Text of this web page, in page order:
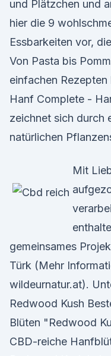
und Plätzchen und
hier die 9
Essbarkeiten vor,
Von Pasta bis
einfachen
Hanf Complete -
zeichnet sich durch
natürlichen
Mit
gemeinsames
Türk (Mehr
wildeurnatur.at).
Redwood Kush
Blüten "Redwood
CBD-reiche